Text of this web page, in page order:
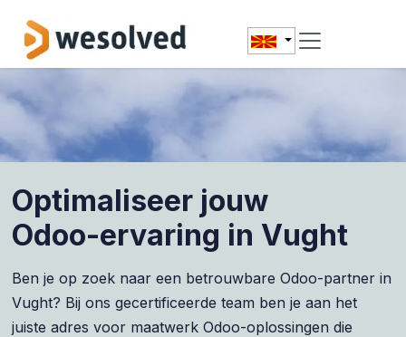
Optimaliseer jouw
Odoo-ervaring in Vught
Ben je op zoek naar een betrouwbare Odoo-partner in
Vught? Bij ons gecertificeerde team ben je aan het
juiste adres voor maatwerk Odoo-oplossingen die